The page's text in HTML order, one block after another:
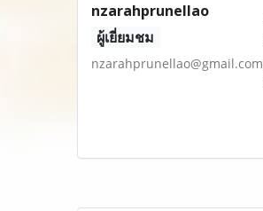
nzarahprunellao
ผู้เยี่ยมชม
nzarahprunellao@gmail.com